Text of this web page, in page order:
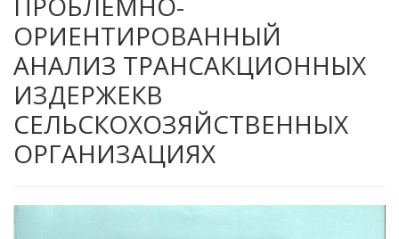
ОРИЕНТИРОВАННЫЙ
АНАЛИЗ ТРАНСАКЦИОННЫХ
ИЗДЕРЖЕКВ
СЕЛЬСКОХОЗЯЙСТВЕННЫХ
ОРГАНИЗАЦИЯХ